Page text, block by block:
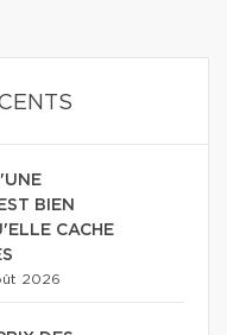
BIEN
CACHE
2026